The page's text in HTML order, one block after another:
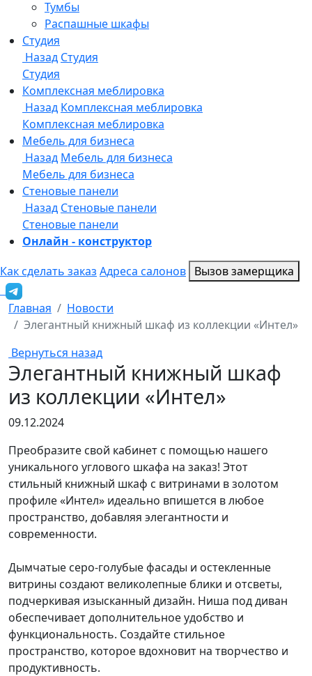
Онлайн - конструктор
Как сделать заказ Адреса салонов Вызов замерщика
Главная
Новости
Элегантный книжный шкаф из коллекции «Интел»
Вернуться назад
Элегантный книжный шкаф
из коллекции «Интел»
09.12.2024
Преобразите свой кабинет с помощью нашего
уникального углового шкафа на заказ! Этот
стильный книжный шкаф с витринами в золотом
профиле «Интел» идеально впишется в любое
пространство, добавляя элегантности и
современности.
Дымчатые серо-голубые фасады и остекленные
витрины создают великолепные блики и отсветы,
подчеркивая изысканный дизайн. Ниша под диван
обеспечивает дополнительное удобство и
функциональность. Создайте стильное
пространство, которое вдохновит на творчество и
продуктивность.